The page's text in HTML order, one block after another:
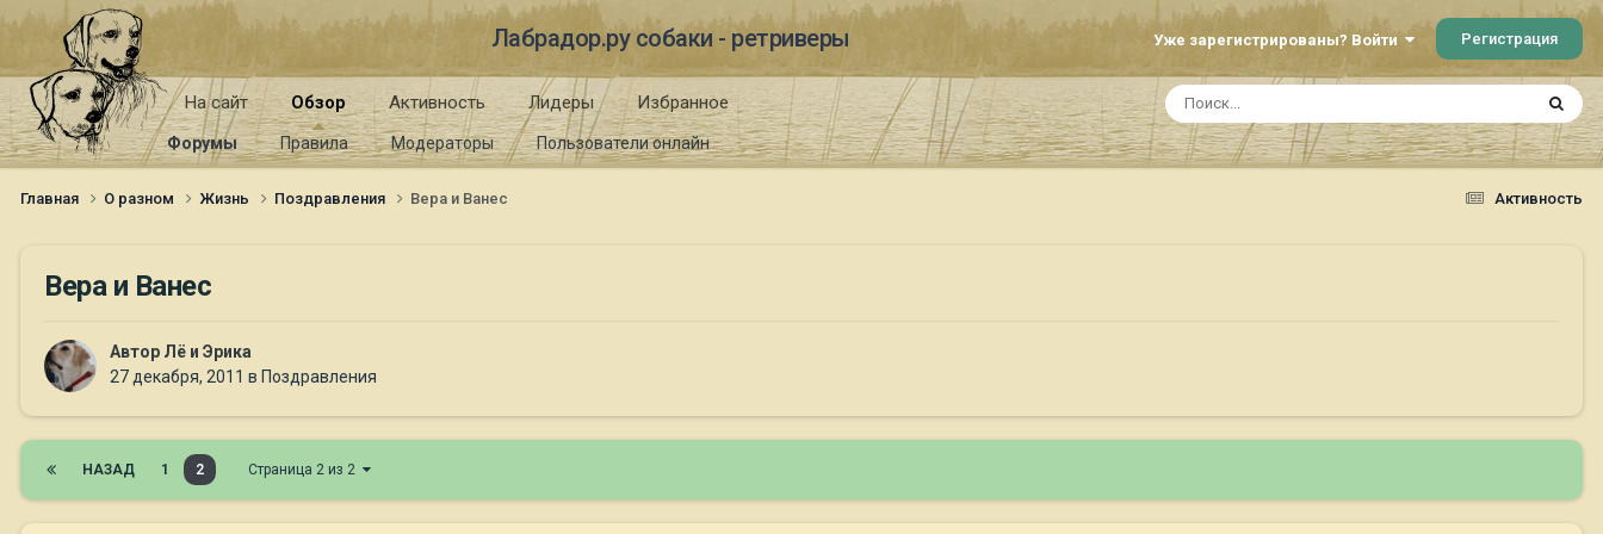
Лабрадор.ру собаки - ретриверы Уже зарегистрированы? Войти Регистрация
На сайт Обзор
Форумы Правила Модераторы Пользователи онлайн
Активность Лидеры Избранное
Активность
Главная О разном Жизнь Поздравления Вера и Ванес
Вера и Ванес
Автор Лё и Эрика
27 декабря, 2011 в Поздравления
НАЗАД 1 2 Страница 2 из 2